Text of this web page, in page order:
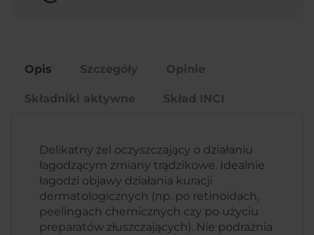
Opis Szczegóły Opinie
Składniki aktywne Skład INCI
Delikatny żel oczyszczający o działaniu
łagodzącym zmiany trądzikowe. Idealnie
łagodzi objawy działania kuracji
dermatologicznych (np. po retinoidach,
peelingach chemicznych czy po użyciu
preparatów złuszczających). Nie podrażnia